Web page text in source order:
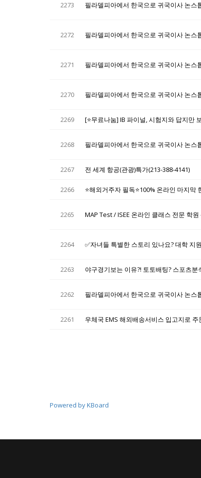
2273 필라델피아에서 한국으로 귀국이사 논
2272 필라델피아에서 한국으로 귀국이사 논
2271 필라델피아에서 한국으로 귀국이사 논
2270 필라델피아에서 한국으로 귀국이사 논
2269 [⭐무료나눔] IB 파이널, 시험지와 답지만
2268 필라델피아에서 한국으로 귀국이사 논
2267 전 세계 항공(관광)특가(213-388-4141)
2266 ⭐해외거주자 필독⭐100% 온라인 마지
2265 MAP Test / ISEE 온라인 클래스 전문 학
2264 ✅자녀들 특별한 스토리 있나요? 대학 지
2263 야구경기보는 이유?! 토토배팅? 스포츠
2262 필라델피아에서 한국으로 귀국이사 논
2261 우체국 EMS 해외배송서비스 입고지로
Powered by KBoard